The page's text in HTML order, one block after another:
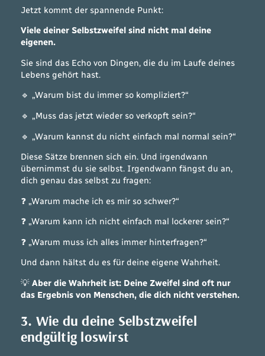
Jetzt kommt der spannende Punkt:
Viele deiner Selbstzweifel sind nicht mal deine
eigenen.
Sie sind das Echo von Dingen, die du im Laufe deines
Lebens gehört hast.
🔹 „Warum bist du immer so kompliziert?“
🔹 „Muss das jetzt wieder so verkopft sein?“
🔹 „Warum kannst du nicht einfach mal normal sein?“
Diese Sätze brennen sich ein. Und irgendwann
übernimmst du sie selbst. Irgendwann fängst du an,
dich genau das selbst zu fragen:
❓ „Warum mache ich es mir so schwer?“
❓ „Warum kann ich nicht einfach mal lockerer sein?“
❓ „Warum muss ich alles immer hinterfragen?“
Und dann hältst du es für deine eigene Wahrheit.
💡 Aber die Wahrheit ist: Deine Zweifel sind oft nur
das Ergebnis von Menschen, die dich nicht verstehen.
3. Wie du deine Selbstzweifel
endgültig loswirst